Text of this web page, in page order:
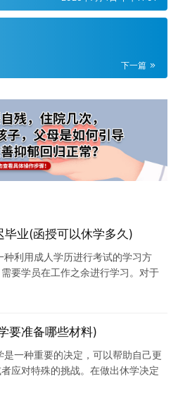
下一篇
业(函授可以休学多久)
利用成人学历进行考试的学习方
要学员在工作之余进行学习。对于
要准备哪些材料)
一种重要的决定，可以帮助自己更
应对特殊的挑战。在做出休学决定